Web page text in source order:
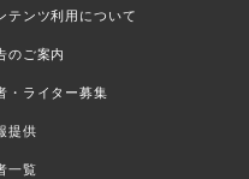
テンツ利用について
のご案内
・ライター募集
提供
一覧